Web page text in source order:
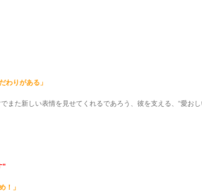
わりがある」
また新しい表情を見せてくれるであろう、彼を支える、“愛おし
”
！」